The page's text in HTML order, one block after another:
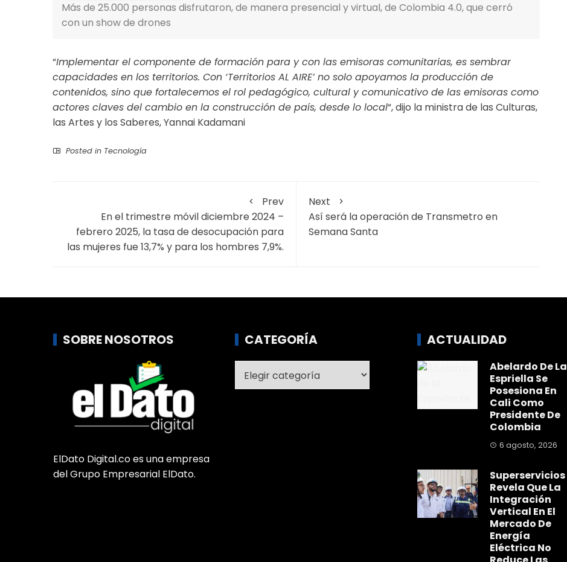
Más de 25.000 personas disfrutaron, de manera presencial y virtual, de Colombia 4.0, que cerró
con un show de drones
“Implementar el componente de formación para y con las emisoras comunitarias, es sembrar
capacidades en los territorios. Con ‘Territorios AL AIRE’ no solo apoyamos la producción de
contenidos, sino que fortalecemos el rol pedagógico, cultural y comunicativo de las emisoras como
actores claves del cambio en la construcción de país, desde lo local“, dijo la ministra de las Culturas,
las Artes y los Saberes, Yannai Kadamani
Posted in Tecnología
Prev
En el trimestre móvil diciembre 2024 –
febrero 2025, la tasa de desocupación para
las mujeres fue 13,7% y para los hombres 7,9%.
Next
Así será la operación de Transmetro en
Semana Santa
SOBRE NOSOTROS
ElDato Digital.co es una empresa
del Grupo Empresarial ElDato.
CATEGORÍA ACTUALIDAD
Abelardo De La
Espriella Se
Posesiona En
Cali Como
Presidente De
Colombia
6 agosto, 2026
Superservicios
Revela Que La
Integración
Vertical En El
Mercado De
Energía
Eléctrica No